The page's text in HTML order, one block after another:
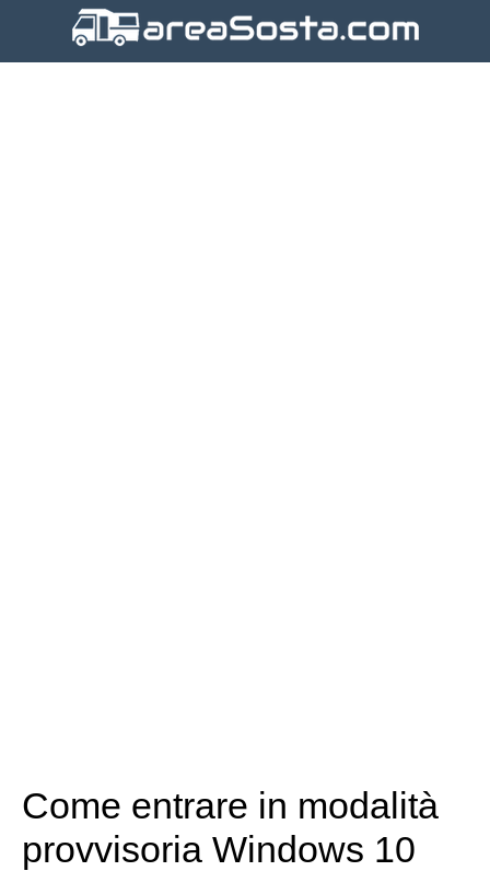
Come entrare in modalità
provvisoria Windows 10